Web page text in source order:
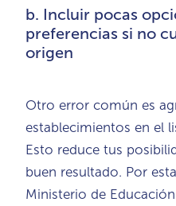
b. Incluir pocas
preferencias si no
origen
Otro error común es
establecimientos en el
Esto reduce tus
buen resultado. Por
Ministerio de